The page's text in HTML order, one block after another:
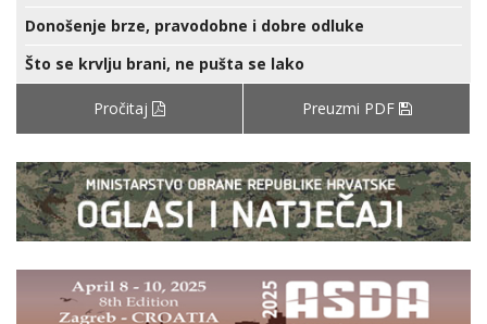
Donošenje brze, pravodobne i dobre odluke
Što se krvlju brani, ne pušta se lako
Pročitaj Preuzmi PDF